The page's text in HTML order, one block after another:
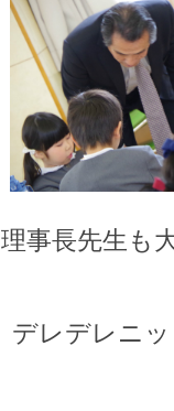
理事長先生も
デレデレニ